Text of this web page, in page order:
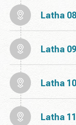
Latha
Latha
Latha
Latha